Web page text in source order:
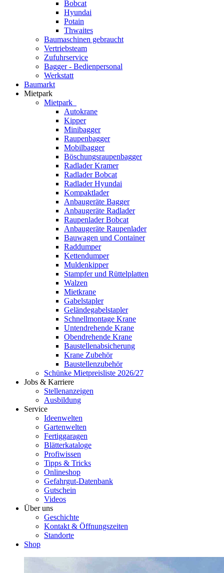
Bobcat
Hyundai
Potain
Thwaites
Baumaschinen gebraucht
Vertriebsteam
Zufuhrservice
Bagger - Bedienpersonal
Werkstatt
Baumarkt
Mietpark
Mietpark
Autokrane
Kipper
Minibagger
Raupenbagger
Mobilbagger
Böschungsraupenbagger
Radlader Kramer
Radlader Bobcat
Radlader Hyundai
Kompaktlader
Anbaugeräte Bagger
Anbaugeräte Radlader
Raupenlader Bobcat
Anbaugeräte Raupenlader
Bauwagen und Container
Raddumper
Kettendumper
Muldenkipper
Stampfer und Rüttelplatten
Walzen
Mietkrane
Gabelstapler
Geländegabelstapler
Schnellmontage Krane
Untendrehende Krane
Obendrehende Krane
Baustellenabsicherung
Krane Zubehör
Baustellenzubehör
Schünke Mietpreisliste 2026/27
Jobs & Karriere
Stellenanzeigen
Ausbildung
Service
Ideenwelten
Gartenwelten
Fertiggaragen
Blätterkataloge
Profiwissen
Tipps & Tricks
Onlineshop
Gefahrgut-Datenbank
Gutschein
Videos
Über uns
Geschichte
Kontakt & Öffnungszeiten
Standorte
Shop